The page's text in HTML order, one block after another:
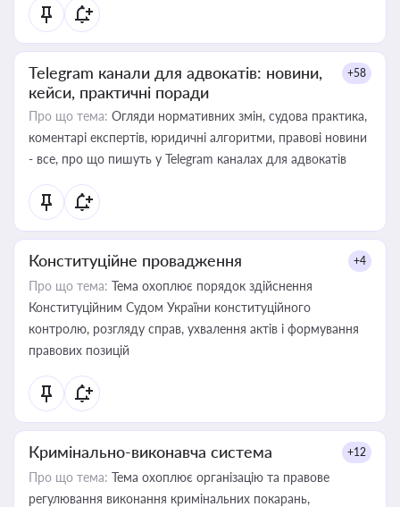
Telegram канали для адвокатів: новини,
кейси, практичні поради
+58
Про що тема: Огляди нормативних змін, судова практика,
коментарі експертів, юридичні алгоритми, правові новини
- все, про що пишуть у Telegram каналах для адвокатів
Конституційне провадження +4
Про що тема: Тема охоплює порядок здійснення
Конституційним Судом України конституційного
контролю, розгляду справ, ухвалення актів і формування
правових позицій
Кримінально-виконавча система +12
Про що тема: Тема охоплює організацію та правове
регулювання виконання кримінальних покарань,